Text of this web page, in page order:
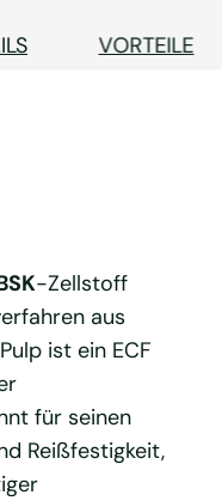
VORTEILE
-Zellstoff
aus
ist ein ECF
für seinen
Reißfestigkeit,